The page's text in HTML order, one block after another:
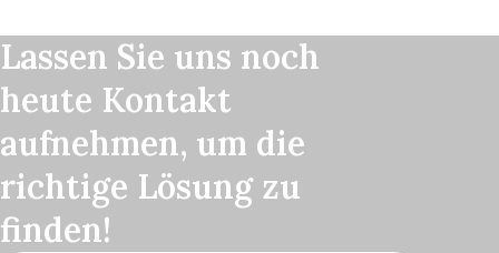
Lassen Sie uns noch
heute Kontakt
aufnehmen, um die
richtige Lösung zu
finden!